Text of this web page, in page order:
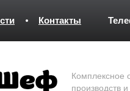
Контакты
Комплексное
производств